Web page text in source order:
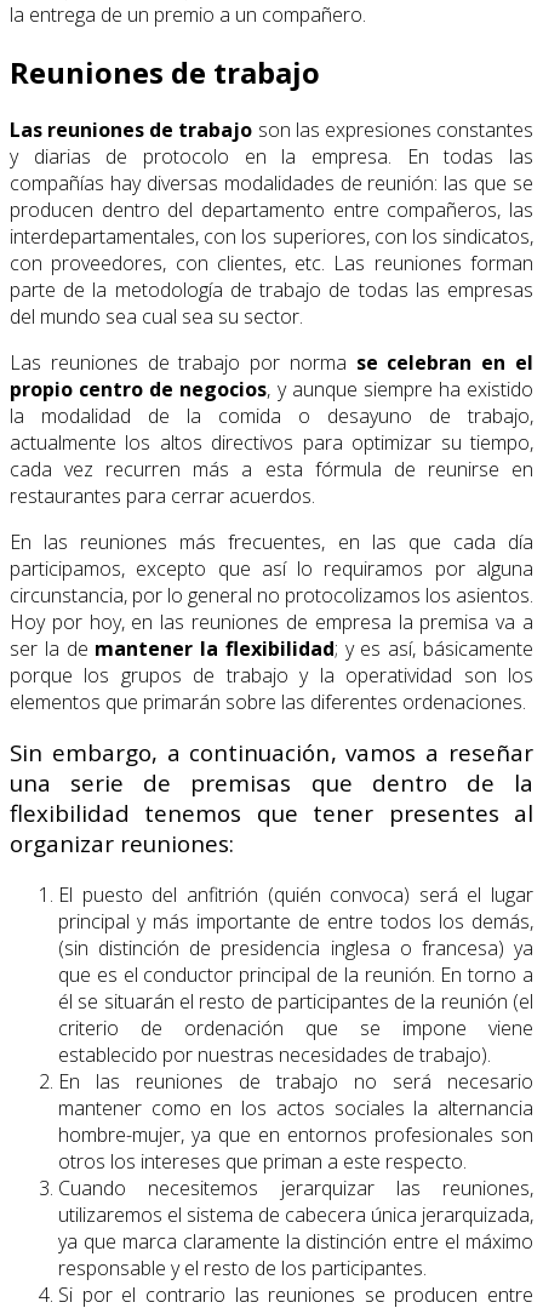
la entrega de un premio a un compañero.
Reuniones de trabajo
Las reuniones de trabajo son las expresiones constantes
y diarias de protocolo en la empresa. En todas las
compañías hay diversas modalidades de reunión: las que se
producen dentro del departamento entre compañeros, las
interdepartamentales, con los superiores, con los sindicatos,
con proveedores, con clientes, etc. Las reuniones forman
parte de la metodología de trabajo de todas las empresas
del mundo sea cual sea su sector.
Las reuniones de trabajo por norma se celebran en el
propio centro de negocios, y aunque siempre ha existido
la modalidad de la comida o desayuno de trabajo,
actualmente los altos directivos para optimizar su tiempo,
cada vez recurren más a esta fórmula de reunirse en
restaurantes para cerrar acuerdos.
En las reuniones más frecuentes, en las que cada día
participamos, excepto que así lo requiramos por alguna
circunstancia, por lo general no protocolizamos los asientos.
Hoy por hoy, en las reuniones de empresa la premisa va a
ser la de mantener la flexibilidad; y es así, básicamente
porque los grupos de trabajo y la operatividad son los
elementos que primarán sobre las diferentes ordenaciones.
Sin embargo, a continuación, vamos a reseñar
una serie de premisas que dentro de la
flexibilidad tenemos que tener presentes al
organizar reuniones:
El puesto del anfitrión (quién convoca) será el lugar
principal y más importante de entre todos los demás,
(sin distinción de presidencia inglesa o francesa) ya
que es el conductor principal de la reunión. En torno a
él se situarán el resto de participantes de la reunión (el
criterio de ordenación que se impone viene
establecido por nuestras necesidades de trabajo).
En las reuniones de trabajo no será necesario
mantener como en los actos sociales la alternancia
hombre-mujer, ya que en entornos profesionales son
otros los intereses que priman a este respecto.
Cuando necesitemos jerarquizar las reuniones,
utilizaremos el sistema de cabecera única jerarquizada,
ya que marca claramente la distinción entre el máximo
responsable y el resto de los participantes.
Si por el contrario las reuniones se producen entre